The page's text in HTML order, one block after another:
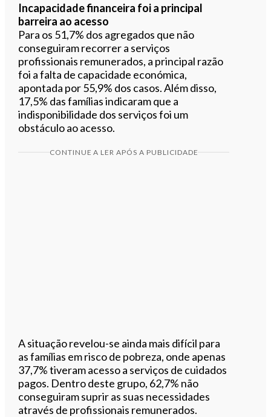
Incapacidade financeira foi a principal
barreira ao acesso
Para os 51,7% dos agregados que não
conseguiram recorrer a serviços
profissionais remunerados, a principal razão
foi a falta de capacidade económica,
apontada por 55,9% dos casos. Além disso,
17,5% das famílias indicaram que a
indisponibilidade dos serviços foi um
obstáculo ao acesso.
CONTINUE A LER APÓS A PUBLICIDADE
A situação revelou-se ainda mais difícil para
as famílias em risco de pobreza, onde apenas
37,7% tiveram acesso a serviços de cuidados
pagos. Dentro deste grupo, 62,7% não
conseguiram suprir as suas necessidades
através de profissionais remunerados.